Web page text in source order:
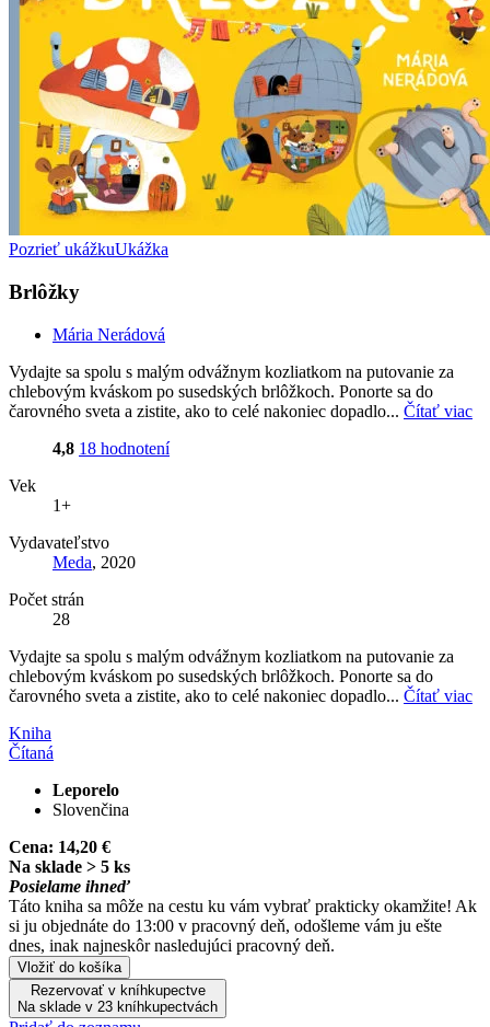
Pozrieť ukážkuUkážka
Brlôžky
Mária Nerádová
Vydajte sa spolu s malým odvážnym kozliatkom na putovanie za
chlebovým kváskom po susedských brlôžkoch. Ponorte sa do
čarovného sveta a zistite, ako to celé nakoniec dopadlo... Čítať viac
4,8 18 hodnotení
Vek
1+
Vydavateľstvo
Meda, 2020
Počet strán
28
Vydajte sa spolu s malým odvážnym kozliatkom na putovanie za
chlebovým kváskom po susedských brlôžkoch. Ponorte sa do
čarovného sveta a zistite, ako to celé nakoniec dopadlo... Čítať viac
Kniha
Čítaná
Leporelo
Slovenčina
Cena: 14,20 €
Na sklade > 5 ks
Posielame ihneď
Táto kniha sa môže na cestu ku vám vybrať prakticky okamžite! Ak
si ju objednáte do 13:00 v pracovný deň, odošleme vám ju ešte
dnes, inak najneskôr nasledujúci pracovný deň.
Vložiť do košíka
Rezervovať v kníhkupectve
Na sklade v 23 kníhkupectvách